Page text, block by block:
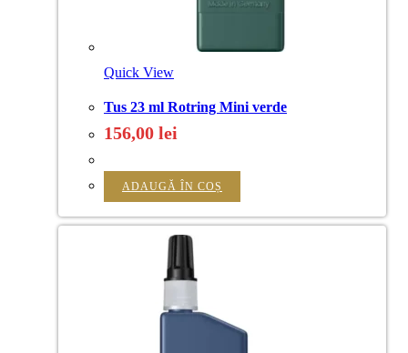
Quick View
Tus 23 ml Rotring Mini verde
156,00 lei
ADAUGĂ ÎN COȘ